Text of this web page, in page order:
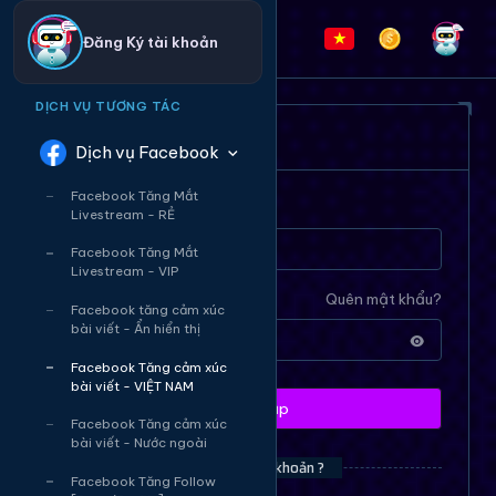
Đăng Ký tài khoản
DỊCH VỤ TƯƠNG TÁC
Dịch vụ Facebook
Facebook Tăng Mắt
Livestream - RẺ
Facebook Tăng Mắt
Livestream - VIP
Facebook tăng cảm xúc
bài viết - Ẩn hiển thị
Facebook Tăng cảm xúc
bài viết - VIỆT NAM
Facebook Tăng cảm xúc
bài viết - Nước ngoài
Facebook Tăng Follow
ĐĂNG NHẬP HỆ THỐNG
Tên tài khoản
Quên mật khẩu?
Đăng nhập
Bạn chưa có tài khoản ?